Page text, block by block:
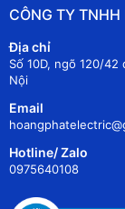
CÔNG TY TNHH
Địa chỉ
Số 10D, ngõ 120/
Nội
Email
Hotline/ Zalo
0975640108